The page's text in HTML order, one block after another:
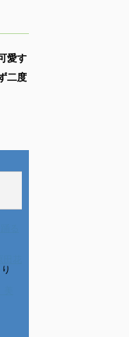
愛す
二度